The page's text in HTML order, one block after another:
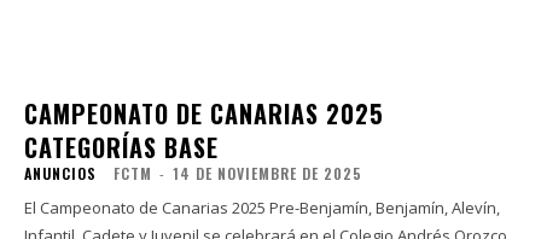
CAMPEONATO DE CANARIAS 2025
CATEGORÍAS BASE
ANUNCIOS FCTM - 14 DE NOVIEMBRE DE 2025
El Campeonato de Canarias 2025 Pre-Benjamín, Benjamín, Alevín,